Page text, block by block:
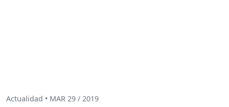
Actualidad • MAR 29 / 2019